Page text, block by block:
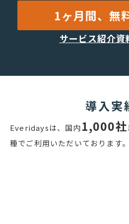
1ヶ月間、無
サービス紹介資
導入実
Everidaysは、国内1,000社
種でご利⽤いただいております。